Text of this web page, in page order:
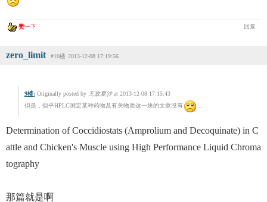
赞一下 回复
zero_limit #10楼 2013-12-08 17:19:56
9楼: Originally posted by 无敌夏沙at 2013-12-08 17:15:43
但是，似乎HPLC测定某种药物及有关物质这一块的文章没有
...
Determination of Coccidiostats (Amprolium and Decoquinate) in C
attle and Chicken's Muscle using High Performance Liquid Chroma
tography
那篇就是啊